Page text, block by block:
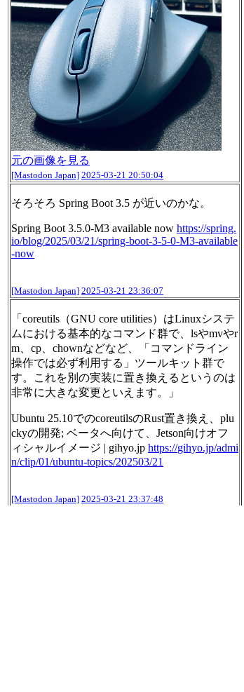
元の画像を見る
[Mastodon Japan] 2025-03-21 20:50:04
そろそろ Spring Boot 3.5 が近いのかな。
Spring Boot 3.5.0-M3 available now https://spring.
io/blog/2025/03/21/spring-boot-3-5-0-M3-available
-now
[Mastodon Japan] 2025-03-21 23:36:07
「coreutils（GNU core utilities）はLinuxシステ
ムにおける基本的なコマンド群で、lsやmvやr
m、cp、chownなどなど、「⁠コマンドライン
操作では必ず利用する」ツールキット群で
す。これを別の実装に置き換えるというのは
非常に大きな変更といえます。」
Ubuntu 25.10でのcoreutilsのRust置き換え、plu
ckyの開発; ベータへ向けて、Jetson向けオフ
ィシャルイメージ | gihyo.jp https://gihyo.jp/admi
n/clip/01/ubuntu-topics/202503/21
[Mastodon Japan] 2025-03-21 23:37:48